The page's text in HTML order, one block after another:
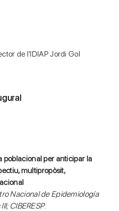
de l’IDIAP Jordi Gol
poblacional per anticipar la
multipropòsit,
Nacional de Epidemiología
CIBERESP.